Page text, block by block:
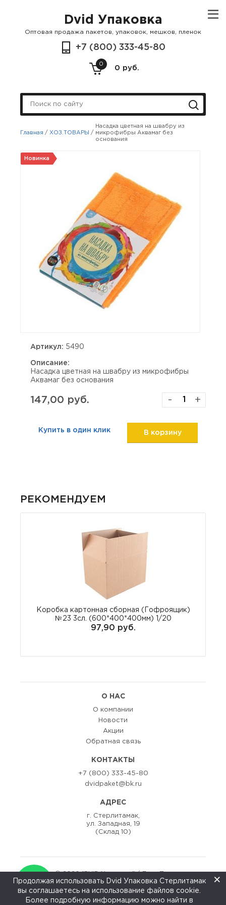
Dvid Упаковка
Оптовая продажа пакетов, упаковок, мешков, пленок
+7 (800) 333-45-80
0
0 руб.
Главная / ХОЗ.ТОВАРЫ /
Насадка цветная на швабру из
микрофибры Аквамаг без
основания
Новинка
Артикул: 5490
Описание:
Насадка цветная на швабру из микрофибры
Аквамаг без основания
147,00 руб. - +
Купить в один клик В корзину
РЕКОМЕНДУЕМ
Коробка картонная сборная (Гофроящик)
№23 3сл. (600*400*400мм) 1/20
97,90 руб.
О НАС
О компании
Новости
Акции
Обратная связь
КОНТАКТЫ
+7 (800) 333-45-80
dvidpaket@bk.ru
АДРЕС
г. Стерлитамак,
ул. Западная, 19
(Склад 10)
© 2020 "DViD Упаковка" / Двид Пак
Продолжая использовать Dvid Упаковка Стерлитамак
вы соглашаетесь на использование файлов cookie.
Более подробную информацию можно найти в
×